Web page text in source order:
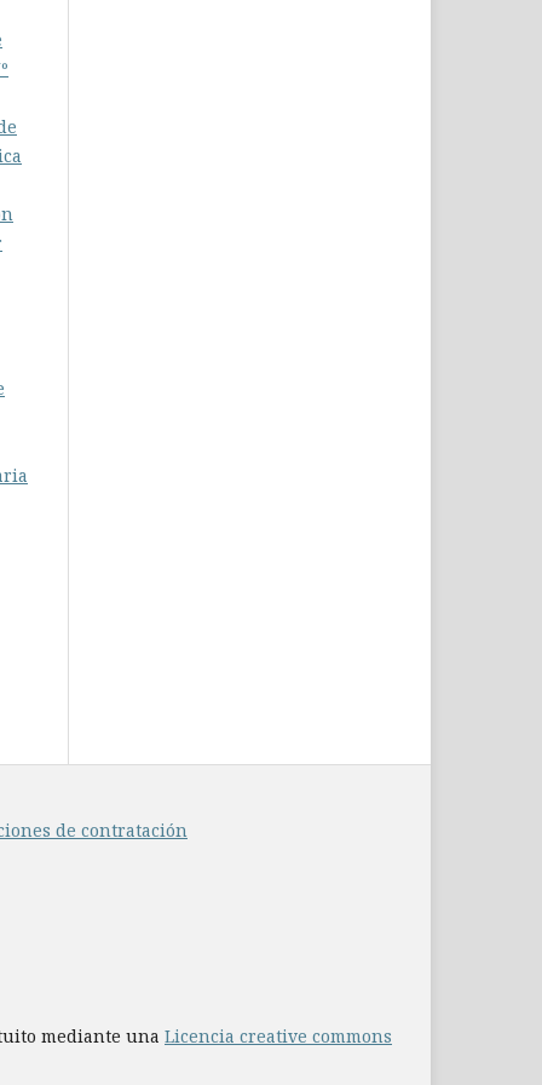
de contratación
mediante una Licencia creative commons